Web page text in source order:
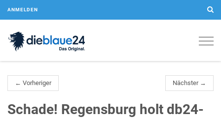
ANMELDEN
← Vorheriger Nächster →
Schade! Regensburg holt db24-